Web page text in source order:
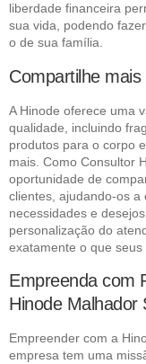
liberdade financeira
sua vida, podendo
o de sua família.
Compartilhe
A Hinode oferece uma
qualidade, incluindo
produtos para o corpo
mais. Como Consultor
oportunidade de
clientes, ajudando-os
necessidades e
personalização do
exatamente o que seus
Empreenda com
Hinode Malhador
Empreender com a
empresa tem uma